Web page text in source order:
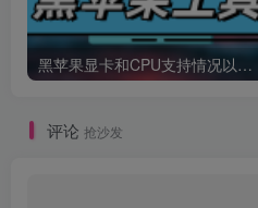
黑苹果显卡和CPU支持情况以及购买硬件防踩坑指南
评论 抢沙发